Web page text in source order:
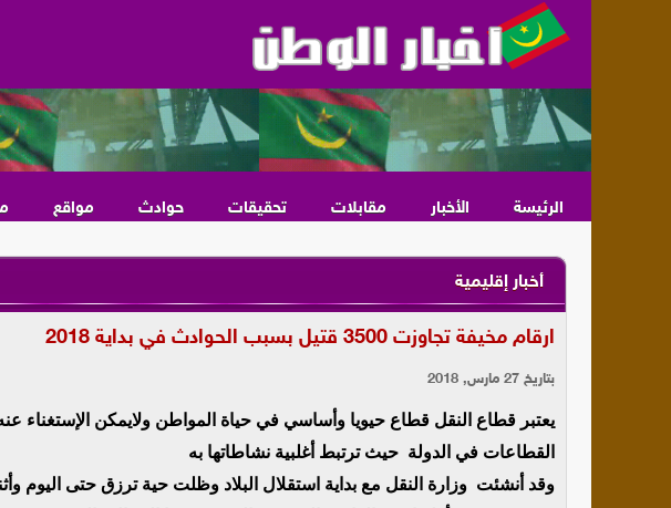
الرئيسة الأخبار مقابلات تحقيقات حوادث مواقع
أخبار إقليمية
ارقام مخيفة تجاوزت 3500 قتيل بسبب الحوادث في بداية 2018
بتاريخ 27 مارس, 2018
يعتبر قطاع النقل قطاع حيويا وأساسي في حياة المواطن ولايمكن الإستغناء
القطاعات في الدولة حيث ترتبط أغلبية نشاطاتها به
وقد أنشئت وزارة النقل مع بداية استقلال البلاد وظلت حية ترزق حتى اليوم